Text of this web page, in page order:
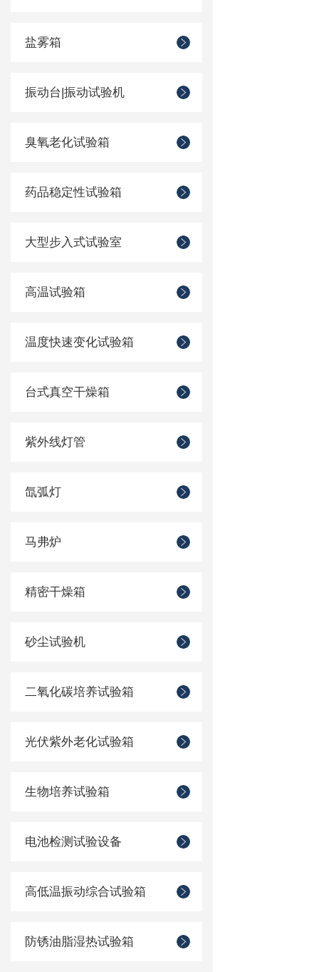
盐雾箱
振动台|振动试验机
臭氧老化试验箱
药品稳定性试验箱
大型步入式试验室
高温试验箱
温度快速变化试验箱
台式真空干燥箱
紫外线灯管
氙弧灯
马弗炉
精密干燥箱
砂尘试验机
二氧化碳培养试验箱
光伏紫外老化试验箱
生物培养试验箱
电池检测试验设备
高低温振动综合试验箱
防锈油脂湿热试验箱